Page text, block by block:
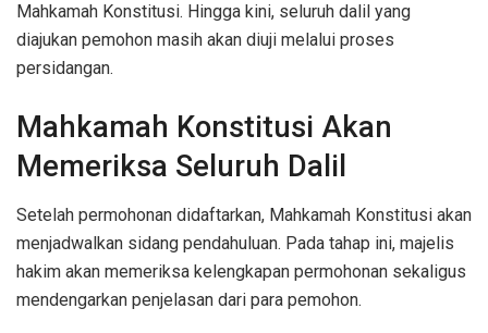
Mahkamah Konstitusi. Hingga kini, seluruh dalil yang
diajukan pemohon masih akan diuji melalui proses
persidangan.
Mahkamah Konstitusi Akan
Memeriksa Seluruh Dalil
Setelah permohonan didaftarkan, Mahkamah Konstitusi akan
menjadwalkan sidang pendahuluan. Pada tahap ini, majelis
hakim akan memeriksa kelengkapan permohonan sekaligus
mendengarkan penjelasan dari para pemohon.